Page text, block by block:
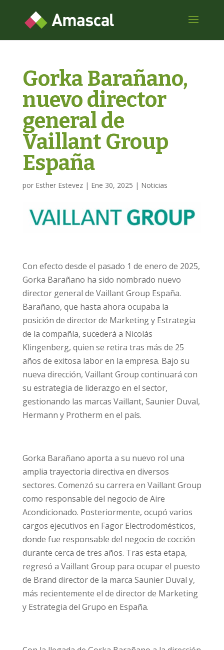
Gorka Barañano,
nuevo director
general de
Vaillant Group
España
por Esther Estevez| Ene 30, 2025 | Noticias
Con efecto desde el pasado 1 de enero de 2025,
Gorka Barañano ha sido nombrado nuevo
director general de Vaillant Group España.
Barañano, que hasta ahora ocupaba la
posición de director de Marketing y Estrategia
de la compañía, sucederá a Nicolás
Klingenberg, quien se retira tras más de 25
años de exitosa labor en la empresa. Bajo su
nueva dirección, Vaillant Group continuará con
su estrategia de liderazgo en el sector,
gestionando las marcas Vaillant, Saunier Duval,
Hermann y Protherm en el país.
Gorka Barañano aporta a su nuevo rol una
amplia trayectoria directiva en diversos
sectores. Comenzó su carrera en Vaillant Group
como responsable del negocio de Aire
Acondicionado. Posteriormente, ocupó varios
cargos ejecutivos en Fagor Electrodomésticos,
donde fue responsable del negocio de cocción
durante cerca de tres años. Tras esta etapa,
regresó a Vaillant Group para ocupar el puesto
de Brand director de la marca Saunier Duval y,
más recientemente el de director de Marketing
y Estrategia del Grupo en España.